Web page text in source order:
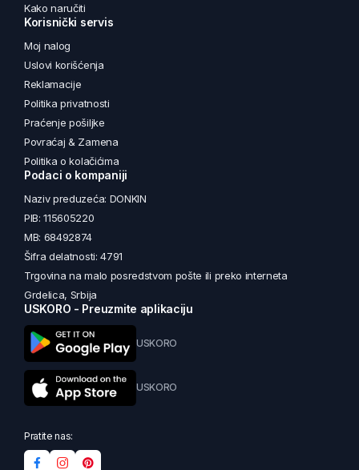
Kako naručiti
Korisnički servis
Moj nalog
Uslovi korišćenja
Reklamacije
Politika privatnosti
Praćenje pošiljke
Povraćaj & Zamena
Politika o kolačićima
Podaci o kompaniji
Naziv preduzeća: DONKIN
PIB: 115605220
MB: 68492874
Šifra delatnosti: 4791
Trgovina na malo posredstvom pošte ili preko interneta
Grdelica, Srbija
USKORO - Preuzmite aplikaciju
USKORO
USKORO
Pratite nas: